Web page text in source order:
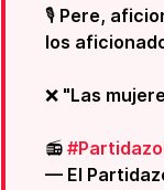
🎙️ Pere,
los
❌ "Las
📻
— El